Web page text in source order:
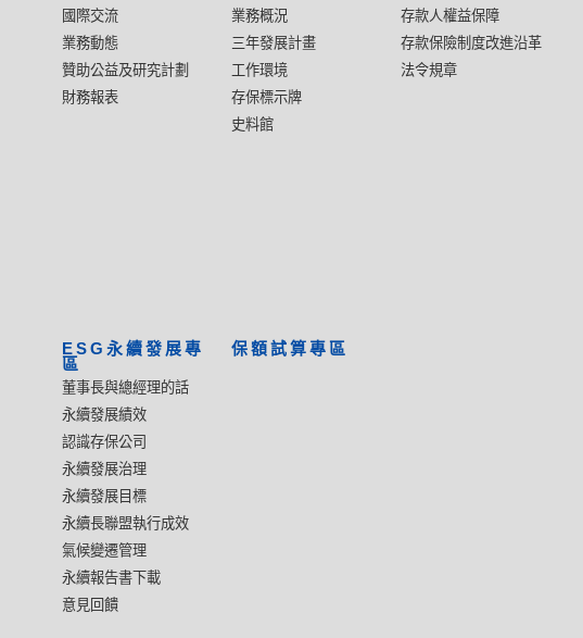
國際交流
業務動態
贊助公益及研究計劃
財務報表
業務概況
三年發展計畫
工作環境
存保標示牌
史料館
存款人權益保障
存款保險制度改進沿革
法令規章
ESG永續發展專
區
董事長與總經理的話
永續發展績效
認識存保公司
永續發展治理
永續發展目標
永續長聯盟執行成效
氣候變遷管理
永續報告書下載
意見回饋
保額試算專區